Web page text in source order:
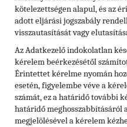
kötelezettségen alapul, és az
adott eljárási jogszabály
visszautasítását vagy
Az Adatkezelő indokolatlan
kérelem beérkezésétől
Érintettet kérelme nyomán
esetén, figyelembe véve a
számát, ez a határidő további
határidő meghosszabbításáról
megjelölésével a kérelem